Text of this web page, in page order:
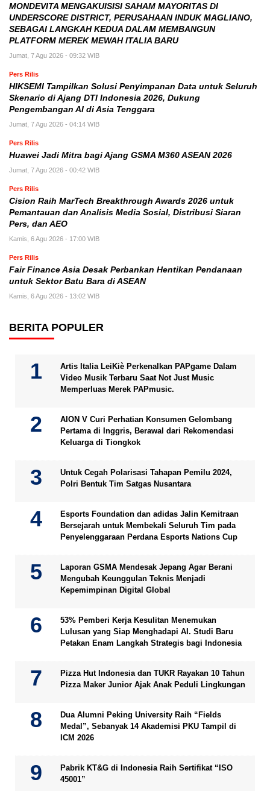
MONDEVITA MENGAKUISISI SAHAM MAYORITAS DI
UNDERSCORE DISTRICT, PERUSAHAAN INDUK MAGLIANO,
SEBAGAI LANGKAH KEDUA DALAM MEMBANGUN
PLATFORM MEREK MEWAH ITALIA BARU
Jumat, 7 Agu 2026 - 09:32 WIB
Pers Rilis
HIKSEMI Tampilkan Solusi Penyimpanan Data untuk Seluruh
Skenario di Ajang DTI Indonesia 2026, Dukung
Pengembangan AI di Asia Tenggara
Jumat, 7 Agu 2026 - 04:14 WIB
Pers Rilis
Huawei Jadi Mitra bagi Ajang GSMA M360 ASEAN 2026
Jumat, 7 Agu 2026 - 00:42 WIB
Pers Rilis
Cision Raih MarTech Breakthrough Awards 2026 untuk
Pemantauan dan Analisis Media Sosial, Distribusi Siaran
Pers, dan AEO
Kamis, 6 Agu 2026 - 17:00 WIB
Pers Rilis
Fair Finance Asia Desak Perbankan Hentikan Pendanaan
untuk Sektor Batu Bara di ASEAN
Kamis, 6 Agu 2026 - 13:02 WIB
BERITA POPULER
Artis Italia LeiKiè Perkenalkan PAPgame Dalam
Video Musik Terbaru Saat Not Just Music
Memperluas Merek PAPmusic.
AION V Curi Perhatian Konsumen Gelombang
Pertama di Inggris, Berawal dari Rekomendasi
Keluarga di Tiongkok
Untuk Cegah Polarisasi Tahapan Pemilu 2024,
Polri Bentuk Tim Satgas Nusantara
Esports Foundation dan adidas Jalin Kemitraan
Bersejarah untuk Membekali Seluruh Tim pada
Penyelenggaraan Perdana Esports Nations Cup
Laporan GSMA Mendesak Jepang Agar Berani
Mengubah Keunggulan Teknis Menjadi
Kepemimpinan Digital Global
53% Pemberi Kerja Kesulitan Menemukan
Lulusan yang Siap Menghadapi AI. Studi Baru
Petakan Enam Langkah Strategis bagi Indonesia
Pizza Hut Indonesia dan TUKR Rayakan 10 Tahun
Pizza Maker Junior Ajak Anak Peduli Lingkungan
Dua Alumni Peking University Raih “Fields
Medal”, Sebanyak 14 Akademisi PKU Tampil di
ICM 2026
Pabrik KT&G di Indonesia Raih Sertifikat “ISO
45001”